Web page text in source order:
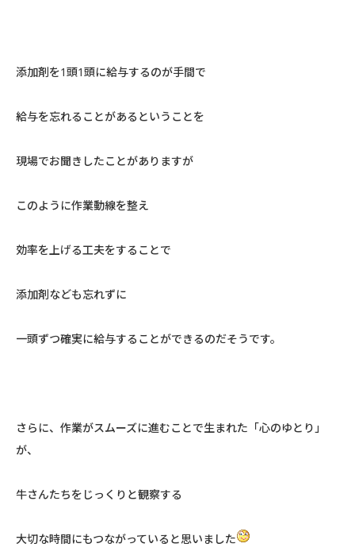
添加剤を1頭1頭に給与するのが手間で
給与を忘れることがあるということを
現場でお聞きしたことがありますが
このように作業動線を整え
効率を上げる工夫をすることで
添加剤なども忘れずに
一頭ずつ確実に給与することができるのだそうです。
さらに、作業がスムーズに進むことで生まれた「心のゆとり」
が、
牛さんたちをじっくりと観察する
大切な時間にもつながっていると思いました